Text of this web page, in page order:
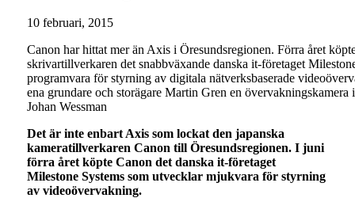
10 februari, 2015
Canon har hittat mer än Axis i Öresundsregionen. Förra året
skrivartillverkaren det snabbväxande danska it-företaget
programvara för styrning av digitala nätverksbaserade
ena grundare och storägare Martin Gren en
Johan Wessman
Det är inte enbart Axis som lockat den japanska
kameratillverkaren Canon till Öresundsregionen. I juni
förra året köpte Canon det danska it-företaget
Milestone Systems som utvecklar mjukvara för styrning
av videoövervakning.